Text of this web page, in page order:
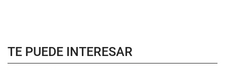
TE PUEDE INTERESAR